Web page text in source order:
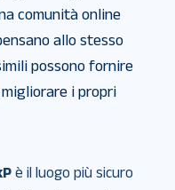
comunità online
allo stesso
possono fornire
i propri
è il luogo più sicuro